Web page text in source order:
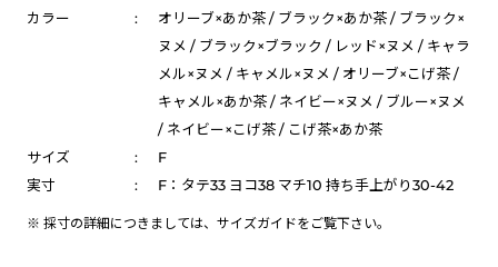
カラー
:
オリーブ×あか茶 / ブラック×あか茶 / ブラック×
ヌメ / ブラック×ブラック / レッド×ヌメ / キャラ
メル×ヌメ / キャメル×ヌメ / オリーブ×こげ茶 /
キャメル×あか茶 / ネイビー×ヌメ / ブルー×ヌメ
/ ネイビー×こげ茶 / こげ茶×あか茶
サイズ
:
F
実寸
: F：タテ33 ヨコ38 マチ10 持ち手上がり30-42
※ 採寸の詳細につきましては、 サイズガイドをご覧下さい。